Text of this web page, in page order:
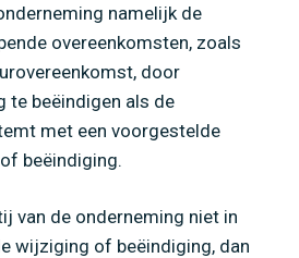
namelijk de
overeenkomsten, zoals
door
te beëindigen als de
met een voorgestelde
beëindiging.
van de onderneming niet in
wijziging of beëindiging, dan